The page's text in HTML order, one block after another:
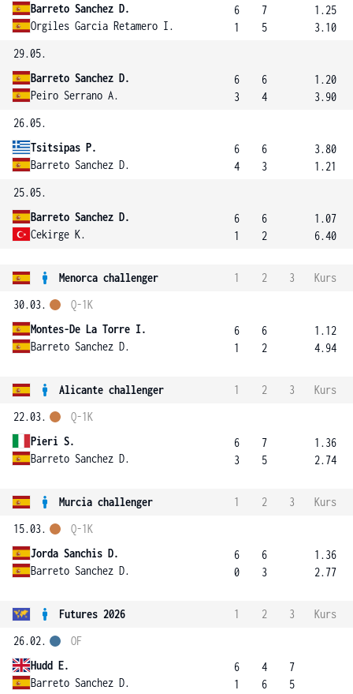
Barreto Sanchez D.
Orgiles Garcia Retamero I.
6
1
7
5
1.25
3.10
29.05.
Barreto Sanchez D.
Peiro Serrano A.
6
3
6
4
1.20
3.90
26.05.
Tsitsipas P.
Barreto Sanchez D.
6
4
6
3
3.80
1.21
25.05.
Barreto Sanchez D.
Cekirge K.
6
1
6
2
1.07
6.40
Menorca challenger 1 2 3
Kurs
30.03.
Montes-De La Torre I.
Barreto Sanchez D.
Q-1K
6
1
6
2
1.12
4.94
Alicante challenger 1 2 3
Kurs
22.03.
Pieri S.
Barreto Sanchez D.
Q-1K
6
3
7
5
1.36
2.74
Murcia challenger 1 2 3
Kurs
15.03.
Jorda Sanchis D.
Barreto Sanchez D.
Q-1K
6
0
6
3
1.36
2.77
Futures 2026 1 2 3
Kurs
26.02.
Hudd E.
Barreto Sanchez D.
OF
6
1
4
6
7
5